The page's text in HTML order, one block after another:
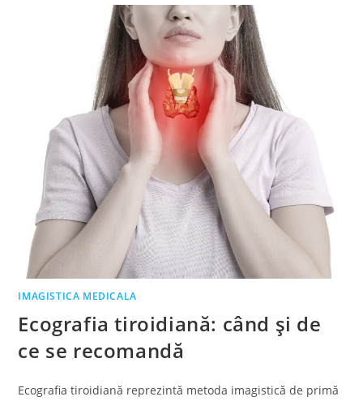
IMAGISTICA MEDICALA
Ecografia tiroidiană: când și de
ce se recomandă
Ecografia tiroidiană reprezintă metoda imagistică de primă